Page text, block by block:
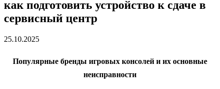
как подготовить устройство к сдаче в
сервисный центр
25.10.2025
Популярные бренды игровых консолей и их основные
неисправности